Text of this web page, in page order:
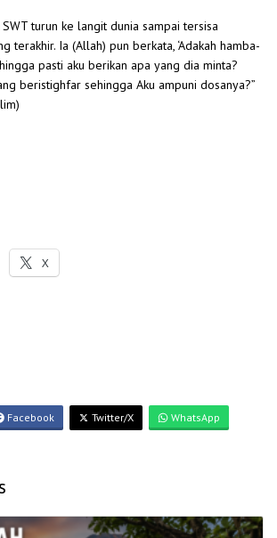
turun ke langit dunia sampai tersisa
terakhir. Ia (Allah) pun berkata, ‘Adakah hamba-
pasti aku berikan apa yang dia minta?
beristighfar sehingga Aku ampuni dosanya?”
X
Facebook Twitter/X WhatsApp